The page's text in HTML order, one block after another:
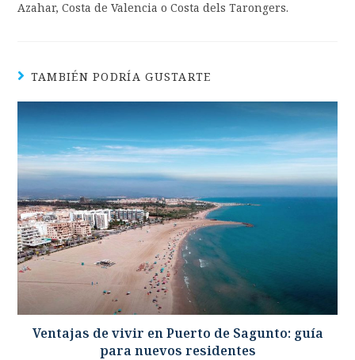
Azahar, Costa de Valencia o Costa dels Tarongers.
TAMBIÉN PODRÍA GUSTARTE
Ventajas de vivir en Puerto de Sagunto: guía
para nuevos residentes